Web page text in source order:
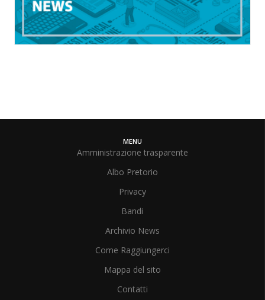
MENU
Amministrazione trasparente
Albo Pretorio
Privacy
Bandi
Archivio News
Come Raggiungerci
Mappa del sito
Contatti